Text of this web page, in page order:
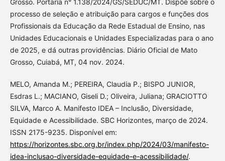
processo de seleção e atribuição para cargos e funções dos
Profissionais da Educação da Rede Estadual de Ensino, nas
Unidades Educacionais e Unidades Especializadas para o ano
de 2025, e dá outras providências. Diário Oficial de Mato
Grosso, Cuiabá, MT, 04 nov. 2024.
MELO, Amanda M.; PEREIRA, Claudia P.; BISPO JUNIOR,
Esdras L.; MACIANO, Giseli D.; Oliveira, Juliana; GRACIOTTO
SILVA, Marco A. Manifesto IDEA – Inclusão, Diversidade,
Equidade e Acessibilidade. SBC Horizontes, março de 2024.
ISSN 2175-9235. Disponível em:
https://horizontes.sbc.org.br/index.php/2024/03/manifesto-
idea-inclusao-diversidade-equidade-e-acessibilidade/.